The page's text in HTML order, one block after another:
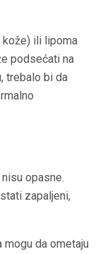
ili lipoma
podsećati na
trebalo bi da
opasne.
zapaljeni,
da ometaju